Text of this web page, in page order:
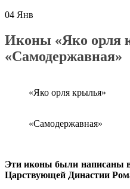
04 Янв
Иконы «Яко орля
«Самодержавная»
«Яко орля крылья»
«Самодержавная»
Эти иконы были написаны
Царствующей Династии